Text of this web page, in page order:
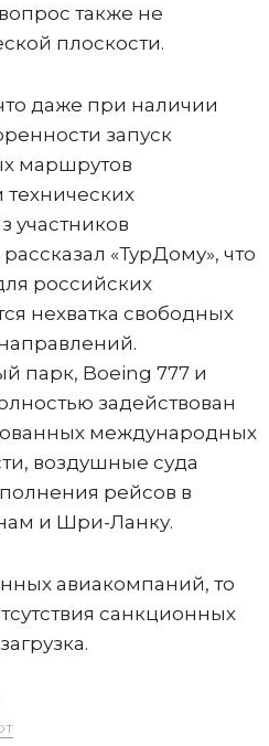
также не
плоскости.
даже при наличии
запуск
маршрутов
технических
участников
«ТурДому», что
российских
нехватка свободных
парк, Boeing 777 и
задействован
международных
воздушные суда
рейсов в
и Шри-Ланку.
авиакомпаний, то
санкционных